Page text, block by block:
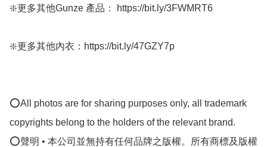
❇️更多其他Gunze 產品： https://bit.ly/3FWMRT6
❇️更多其他內衣：https://bit.ly/47GZY7p
⭕All photos are for sharing purposes only, all trademark
copyrights belong to the holders of the relevant brand.
⭕聲明 • 本公司並無持有任何品牌之版權。所有商標及版權